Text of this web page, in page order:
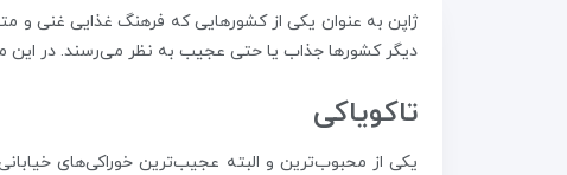
ژاپن به عنوان یکی از کشورهایی که فرهنگ غذایی غنی و
دیگر کشورها جذاب یا حتی عجیب به نظر می‌رسند. در این
تاکویاکی
یکی از محبوب‌ترین و البته عجیب‌ترین خوراکی‌های